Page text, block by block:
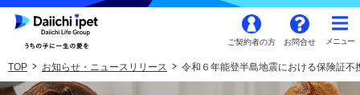
ご契約者の方 お問合せ
TOP お知らせ・ニュースリリース 令和６年能登半島地震における保険証不